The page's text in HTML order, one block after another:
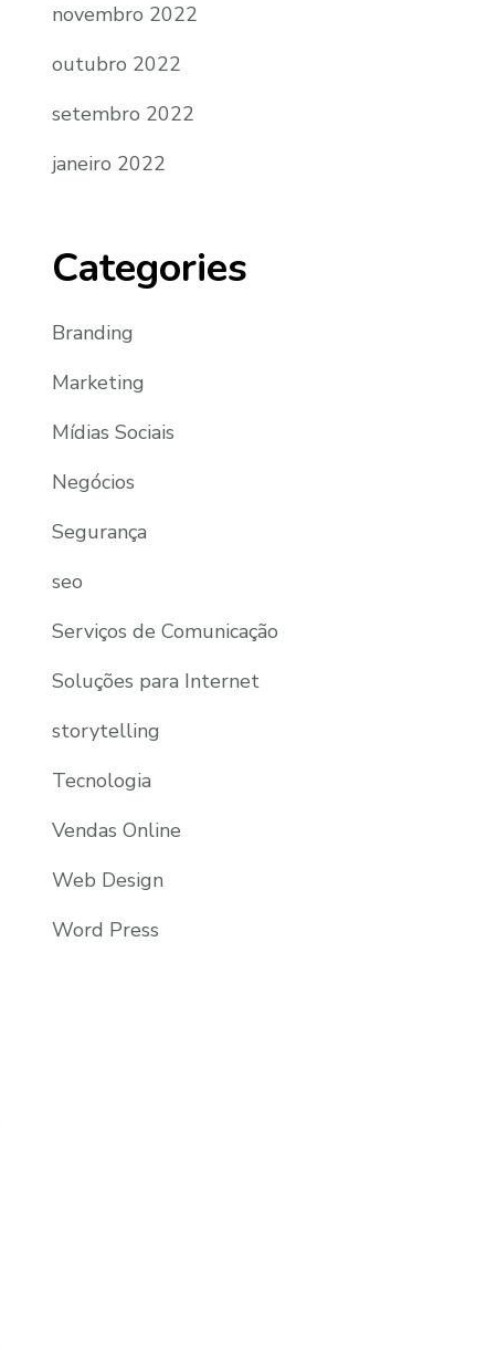
novembro 2022
outubro 2022
setembro 2022
janeiro 2022
Categories
Branding
Marketing
Mídias Sociais
Negócios
Segurança
seo
Serviços de Comunicação
Soluções para Internet
storytelling
Tecnologia
Vendas Online
Web Design
Word Press